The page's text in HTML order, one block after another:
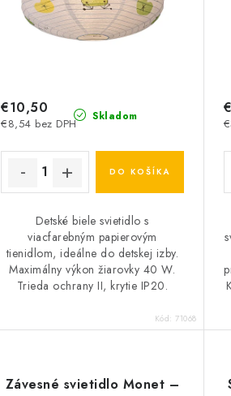
Skladom
€8,54 bez DPH
€10,50
DO KOŠÍKA
Detské biele svietidlo s
viacfarebným papierovým
tienidlom, ideálne do detskej izby.
Maximálny výkon žiarovky 40 W.
Trieda ochrany II, krytie IP20.
Kód:71068
Závesné svietidlo Monet –